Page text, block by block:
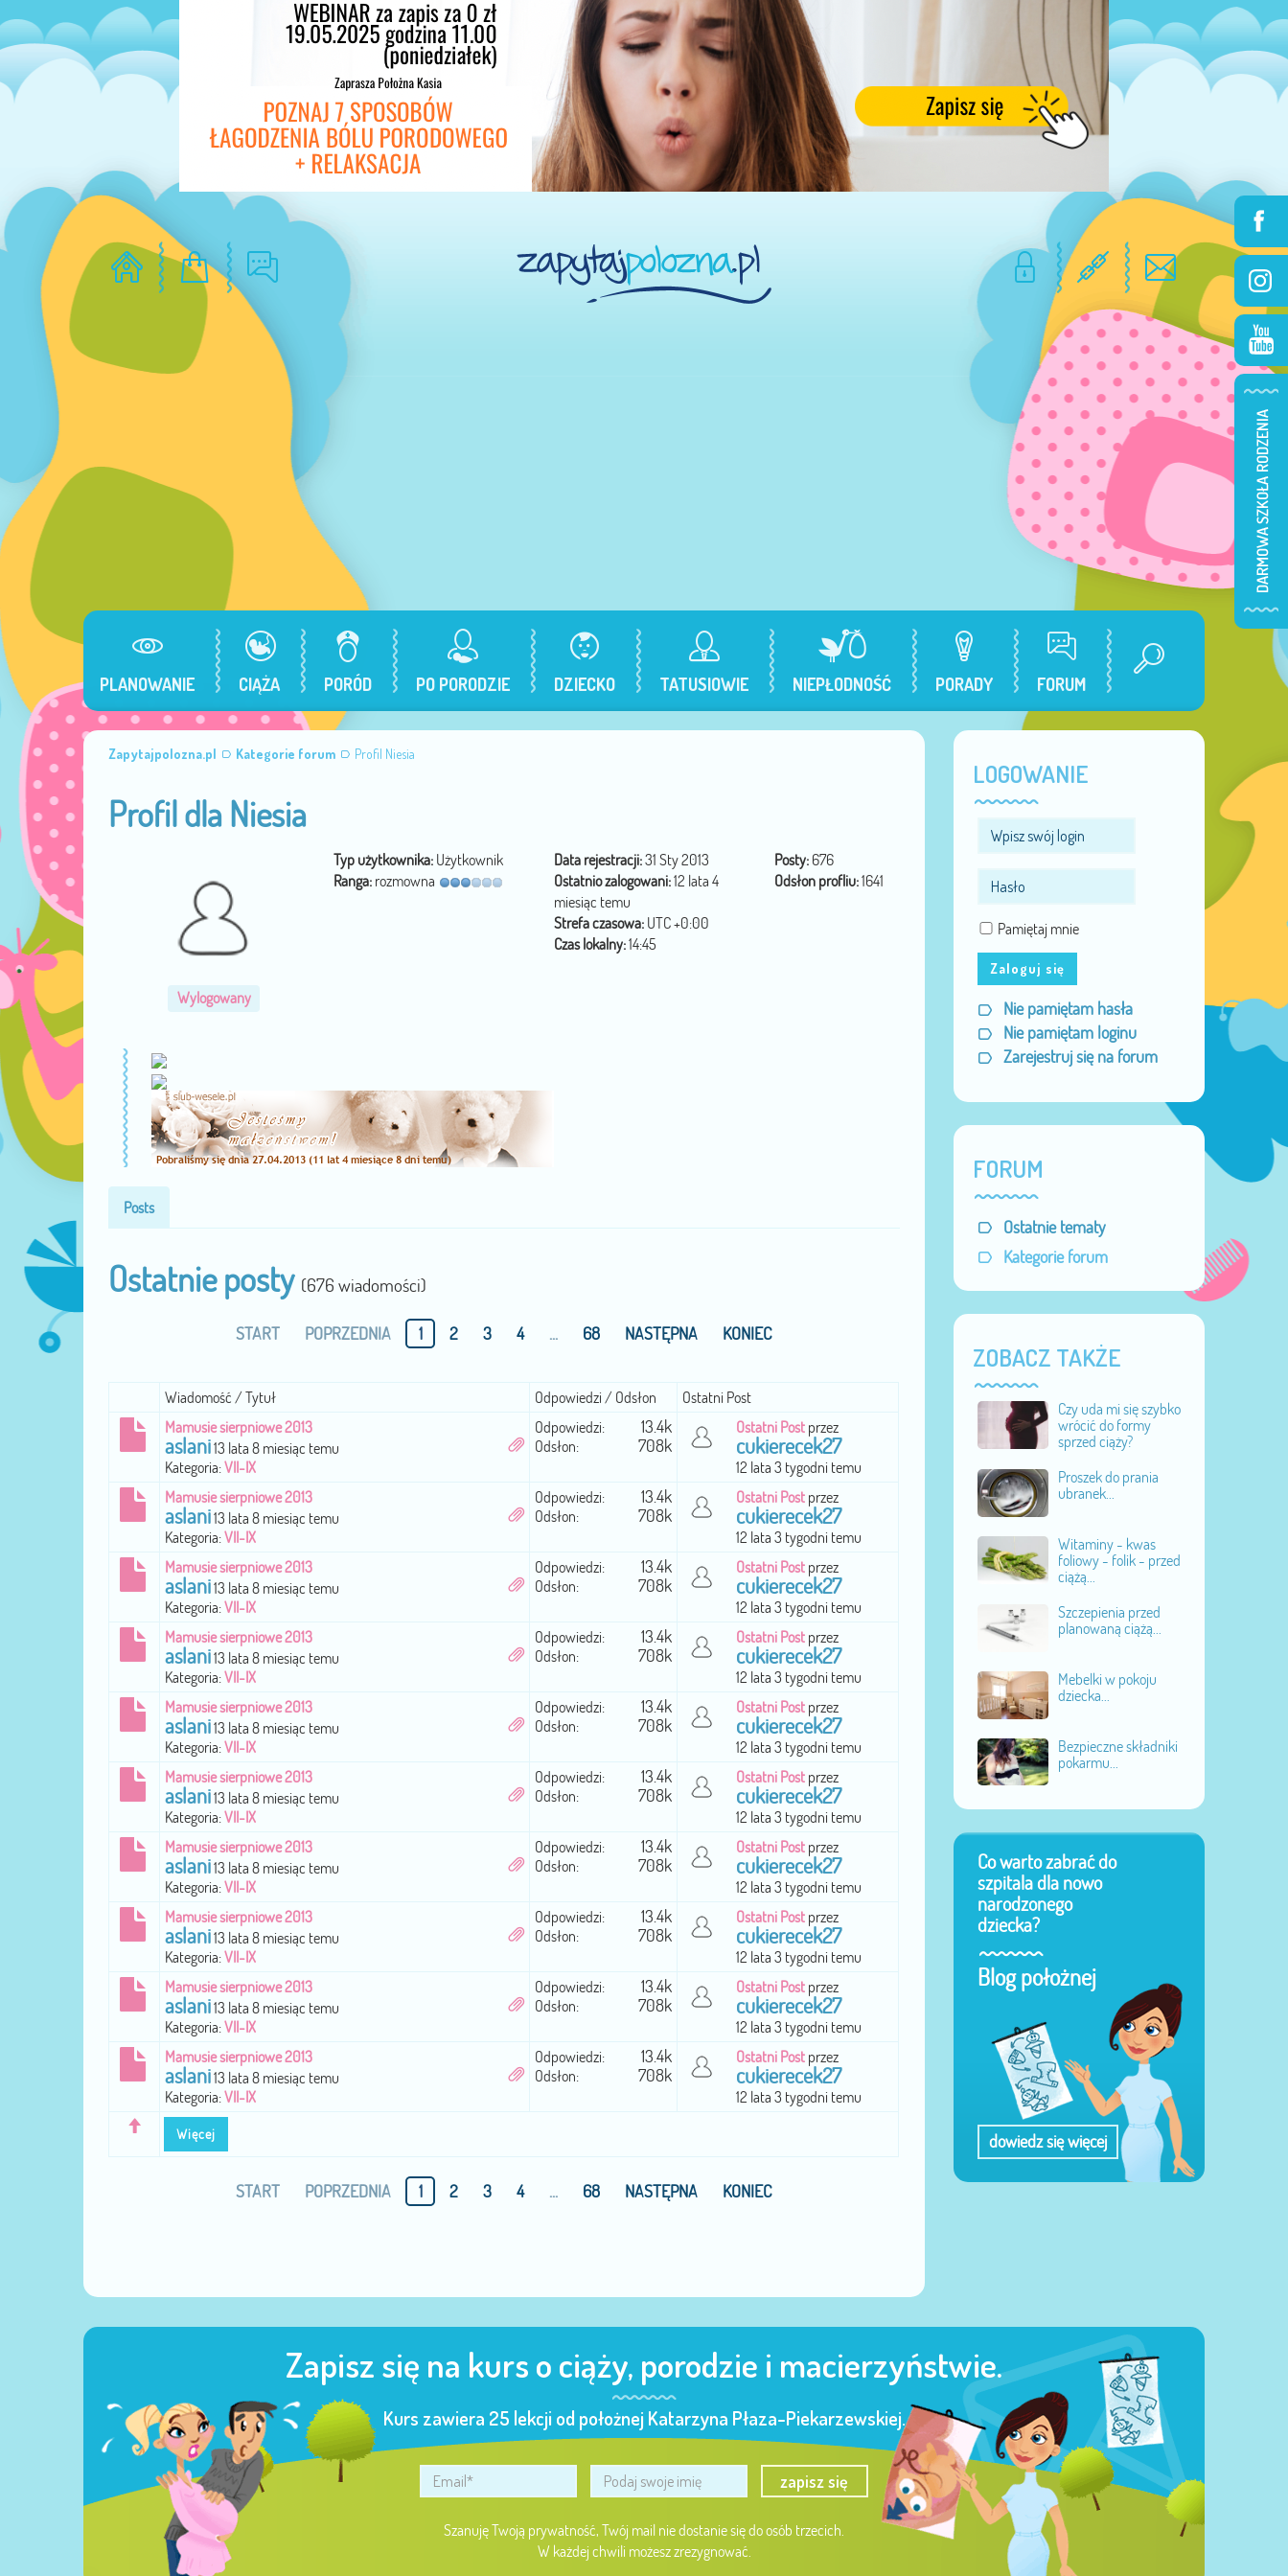
PLANOWANIE CIĄŻA PORÓD PO PORODZIE DZIECKO TATUSIOWIE NIEPŁODNOŚĆ PORADY FORUM
Zapytajpolozna.pl Kategorie forum Profil Niesia
Profil dla Niesia
Wylogowany
Typ użytkownika: Użytkownik
Ranga: rozmowna
Data rejestracji:31 Sty 2013
Ostatnio zalogowani:12 lata 4
miesiąc temu
Strefa czasowa: UTC +0:00
Czas lokalny:14:45
Posty: 676
Odsłon profliu:1641
Data urodzenia:
Posts
Ostatnie posty (676 wiadomości)
START POPRZEDNIA 1 2 3 4 ... 68 NASTĘPNA KONIEC
Wiadomość / Tytuł Odpowiedzi / Odsłon Ostatni Post
Więcej
Mamusie sierpniowe 2013
aslani13 lata 8 miesiąc temu
Kategoria:VII-IX
Odpowiedzi: 13.4k
Odsłon: 708k
Ostatni Post przez
cukierecek27
12 lata 3 tygodni temu
Mamusie sierpniowe 2013
aslani13 lata 8 miesiąc temu
Kategoria:VII-IX
Odpowiedzi: 13.4k
Odsłon: 708k
Ostatni Post przez
cukierecek27
12 lata 3 tygodni temu
Mamusie sierpniowe 2013
aslani13 lata 8 miesiąc temu
Kategoria:VII-IX
Odpowiedzi: 13.4k
Odsłon: 708k
Ostatni Post przez
cukierecek27
12 lata 3 tygodni temu
Mamusie sierpniowe 2013
aslani13 lata 8 miesiąc temu
Kategoria:VII-IX
Odpowiedzi: 13.4k
Odsłon: 708k
Ostatni Post przez
cukierecek27
12 lata 3 tygodni temu
Mamusie sierpniowe 2013
aslani13 lata 8 miesiąc temu
Kategoria:VII-IX
Odpowiedzi: 13.4k
Odsłon: 708k
Ostatni Post przez
cukierecek27
12 lata 3 tygodni temu
Mamusie sierpniowe 2013
aslani13 lata 8 miesiąc temu
Kategoria:VII-IX
Odpowiedzi: 13.4k
Odsłon: 708k
Ostatni Post przez
cukierecek27
12 lata 3 tygodni temu
Mamusie sierpniowe 2013
aslani13 lata 8 miesiąc temu
Kategoria:VII-IX
Odpowiedzi: 13.4k
Odsłon: 708k
Ostatni Post przez
cukierecek27
12 lata 3 tygodni temu
Mamusie sierpniowe 2013
aslani13 lata 8 miesiąc temu
Kategoria:VII-IX
Odpowiedzi: 13.4k
Odsłon: 708k
Ostatni Post przez
cukierecek27
12 lata 3 tygodni temu
Mamusie sierpniowe 2013
aslani13 lata 8 miesiąc temu
Kategoria:VII-IX
Odpowiedzi: 13.4k
Odsłon: 708k
Ostatni Post przez
cukierecek27
12 lata 3 tygodni temu
Mamusie sierpniowe 2013
aslani13 lata 8 miesiąc temu
Kategoria:VII-IX
Odpowiedzi: 13.4k
Odsłon: 708k
Ostatni Post przez
cukierecek27
12 lata 3 tygodni temu
START POPRZEDNIA 1 2 3 4 ... 68 NASTĘPNA KONIEC
LOGOWANIE
Pamiętaj mnie
Zaloguj się
Nie pamiętam hasła
Nie pamiętam loginu
Zarejestruj się na forum
FORUM
Ostatnie tematy
Kategorie forum
ZOBACZ TAKŻE
Czy uda mi się szybko
wrócić do formy
sprzed ciąży?
Proszek do prania
ubranek...
Witaminy - kwas
foliowy - folik - przed
ciążą...
Szczepienia przed
planowaną ciążą...
Mebelki w pokoju
dziecka...
Bezpieczne składniki
pokarmu...
Co warto zabrać do
szpitala dla nowo
narodzonego
dziecka?
Blog położnej
dowiedz się więcej
Zapisz się na kurs o ciąży, porodzie i macierzyństwie.
Kurs zawiera 25 lekcji od położnej Katarzyna Płaza-Piekarzewskiej.
zapisz się
Szanuję Twoją prywatność, Twój mail nie dostanie się do osób trzecich.
W każdej chwili możesz zrezygnować.